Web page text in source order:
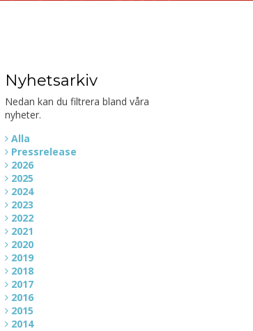
Nyhetsarkiv
Nedan kan du filtrera bland våra
nyheter.
Alla
Pressrelease
2026
2025
2024
2023
2022
2021
2020
2019
2018
2017
2016
2015
2014